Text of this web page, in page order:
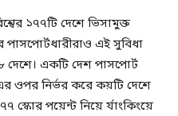
১৭৭টি দেশে ভিসামুক্ত
পাসপোর্টধারীরাও এই সুবিধা
একটি দেশ পাসপোর্ট
ওপর নির্ভর করে কয়টি দেশে
স্কোর পয়েন্ট নিয়ে র্যাংকিংয়ে